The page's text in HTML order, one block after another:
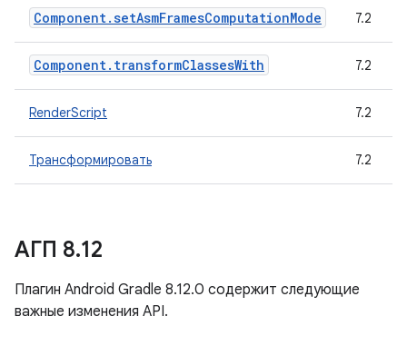
Component.setAsmFramesComputationMode 7.2
Component.transformClassesWith 7.2
RenderScript 7.2
Трансформировать 7.2
АГП 8.12
Плагин Android Gradle 8.12.0 содержит следующие
важные изменения API.